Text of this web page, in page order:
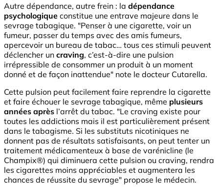
Autre dépendance, autre frein : la dépendance
psychologique constitue une entrave majeure dans le
sevrage tabagique. "Penser à une cigarette, voir un
fumeur, passer du temps avec des amis fumeurs,
apercevoir un bureau de tabac… tous ces stimuli peuvent
déclencher un craving, c’est-à-dire une pulsion
irrépressible de consommer un produit à un moment
donné et de façon inattendue" note le docteur Cutarella.
Cette pulsion peut facilement faire reprendre la cigarette
et faire échouer le sevrage tabagique, même plusieurs
années après l’arrêt du tabac. "Le craving existe pour
toutes les addictions mais il est particulièrement présent
dans le tabagisme. Si les substituts nicotiniques ne
donnent pas de résultats satisfaisants, on peut tenter un
traitement médicamenteux à base de varénicline (le
Champix®) qui diminuera cette pulsion ou craving, rendra
les cigarettes moins appréciables et augmentera les
chances de réussite du sevrage" propose le médecin.